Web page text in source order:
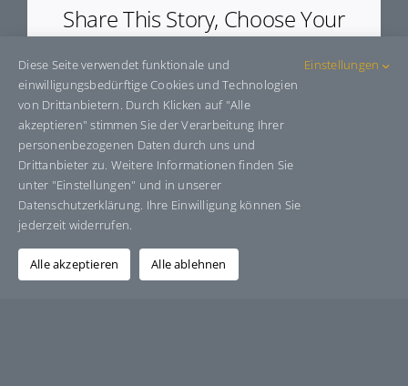
Share This Story, Choose Your
Platform!
Facebook BlueskyReddit LinkedInWhatsAppTelegram
E-
Mail
Über den Autor:Grafik-Design-Jutta-Sucker
Diese Seite verwendet funktionale und
einwilligungsbedürftige Cookies und Technologien
von Drittanbietern. Durch Klicken auf "Alle
akzeptieren" stimmen Sie der Verarbeitung Ihrer
personenbezogenen Daten durch uns und
Drittanbieter zu. Weitere Informationen finden Sie
unter "Einstellungen" und in unserer
Datenschutzerklärung. Ihre Einwilligung können Sie
jederzeit widerrufen.
Einstellungen
Alle akzeptieren Alle ablehnen